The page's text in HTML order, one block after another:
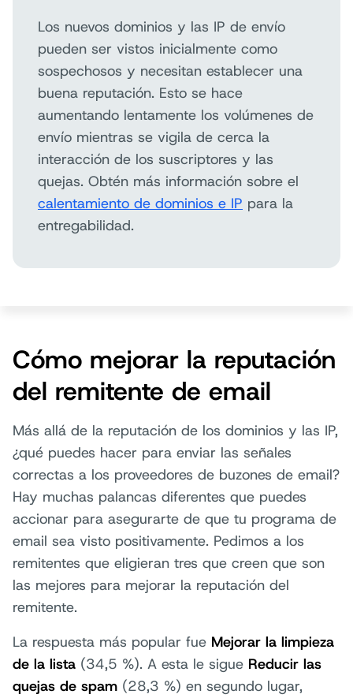
Los nuevos dominios y las IP de envío
pueden ser vistos inicialmente como
sospechosos y necesitan establecer una
buena reputación. Esto se hace
aumentando lentamente los volúmenes de
envío mientras se vigila de cerca la
interacción de los suscriptores y las
quejas. Obtén más información sobre el
calentamiento de dominios e IP para la
entregabilidad.
Cómo mejorar la reputación
del remitente de email
Más allá de la reputación de los dominios y las IP,
¿qué puedes hacer para enviar las señales
correctas a los proveedores de buzones de email?
Hay muchas palancas diferentes que puedes
accionar para asegurarte de que tu programa de
email sea visto positivamente. Pedimos a los
remitentes que eligieran tres que creen que son
las mejores para mejorar la reputación del
remitente.
La respuesta más popular fue Mejorar la limpieza
de la lista (34,5 %). A esta le sigue Reducir las
quejas de spam (28,3 %) en segundo lugar,